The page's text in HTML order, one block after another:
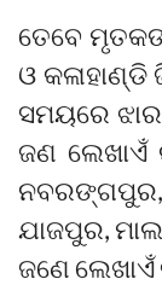
ତେବେ
ଓ
ସମୟରେ
ଜଣ
ଯାଜପୁର,
ଜଣେ